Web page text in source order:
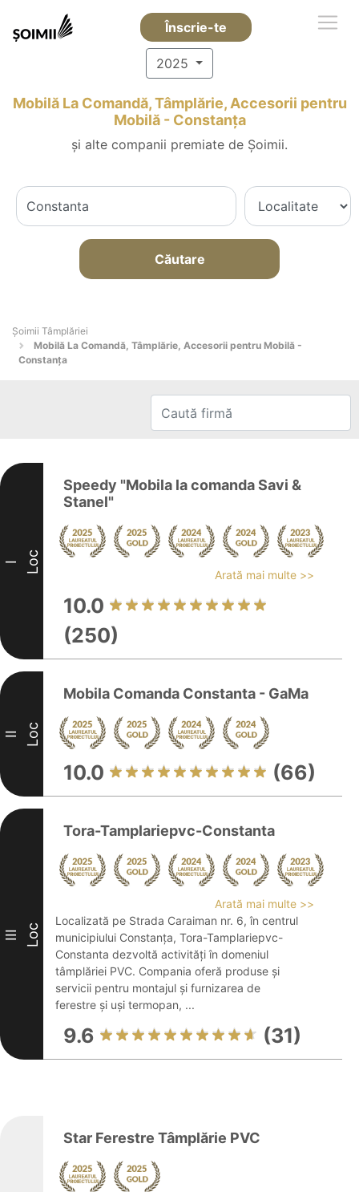
Înscrie-te
2025
Mobilă La Comandă, Tâmplărie, Accesorii pentru
Mobilă - Constanţa
și alte companii premiate de Șoimii.
Căutare
Șoimii Tâmplăriei
Mobilă La Comandă, Tâmplărie, Accesorii pentru Mobilă -
Constanţa
I Loc
Speedy "Mobila la comanda Savi &
Stanel"
Arată mai multe >>
10.0
(250)
II Loc
Mobila Comanda Constanta - GaMa
10.0 (66)
III Loc
Tora-Tamplariepvc-Constanta
Arată mai multe >>
Localizată pe Strada Caraiman nr. 6, în centrul
municipiului Constanța, Tora-Tamplariepvc-
Constanta dezvoltă activități în domeniul
tâmplăriei PVC. Compania oferă produse și
servicii pentru montajul și furnizarea de
ferestre și uși termopan, ...
9.6 (31)
Star Ferestre Tâmplărie PVC